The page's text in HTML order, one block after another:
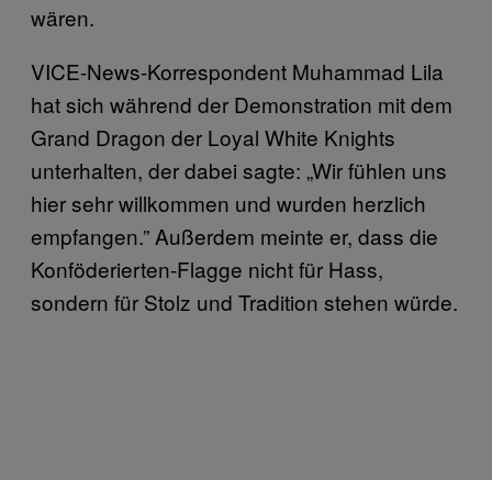
wären.
VICE-News-Korrespondent Muhammad Lila
hat sich während der Demonstration mit dem
Grand Dragon der Loyal White Knights
unterhalten, der dabei sagte: „Wir fühlen uns
hier sehr willkommen und wurden herzlich
empfangen.” Außerdem meinte er, dass die
Konföderierten-Flagge nicht für Hass,
sondern für Stolz und Tradition stehen würde.